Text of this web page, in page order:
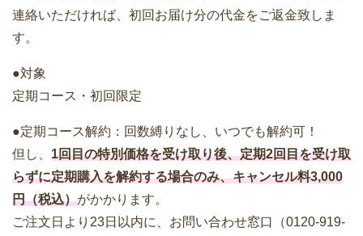
連絡いただければ、初回お届け分の代金をご返金致しま
す。
●対象
定期コース・初回限定
●定期コース解約：回数縛りなし、いつでも解約可！
但し、 1回目の特別価格を受け取り後、定期2回目を受け取
らずに定期購入を解約する場合のみ、キャンセル料3,000
円（税込）がかかります。
ご注文日より23日以内に、お問い合わせ窓口（0120-919-